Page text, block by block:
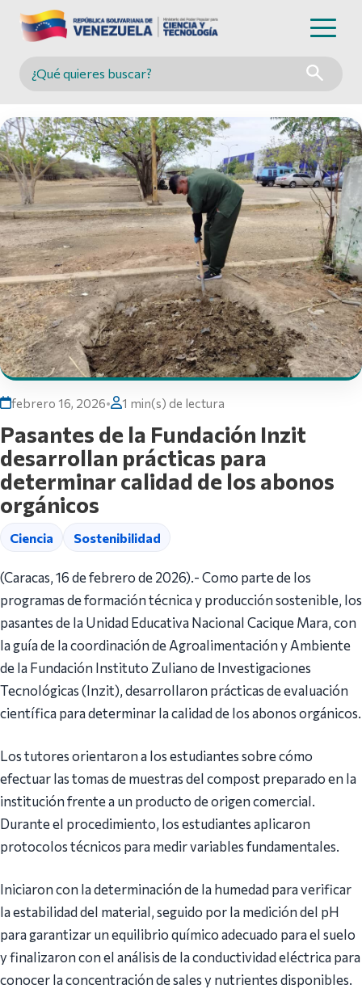
Buscar en MINCYT
febrero 16, 2026• 1 min(s) de lectura
Pasantes de la Fundación Inzit
desarrollan prácticas para
determinar calidad de los abonos
orgánicos
Ciencia Sostenibilidad
(Caracas, 16 de febrero de 2026).- Como parte de los
programas de formación técnica y producción sostenible, los
pasantes de la Unidad Educativa Nacional Cacique Mara, con
la guía de la coordinación de Agroalimentación y Ambiente
de la Fundación Instituto Zuliano de Investigaciones
Tecnológicas (Inzit), desarrollaron prácticas de evaluación
científica para determinar la calidad de los abonos orgánicos.
Los tutores orientaron a los estudiantes sobre cómo
efectuar las tomas de muestras del compost preparado en la
institución frente a un producto de origen comercial.
Durante el procedimiento, los estudiantes aplicaron
protocolos técnicos para medir variables fundamentales.
Iniciaron con la determinación de la humedad para verificar
la estabilidad del material, seguido por la medición del pH
para garantizar un equilibrio químico adecuado para el suelo
y finalizaron con el análisis de la conductividad eléctrica para
conocer la concentración de sales y nutrientes disponibles.